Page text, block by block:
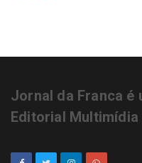
Jornal da Franca é
Editorial Multimídia